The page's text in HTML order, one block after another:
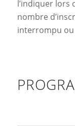
l’indiquer lors
nombre
interrompu